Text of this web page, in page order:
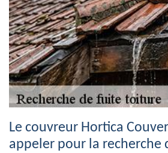
Le couvreur Hortica
appeler pour la recherche